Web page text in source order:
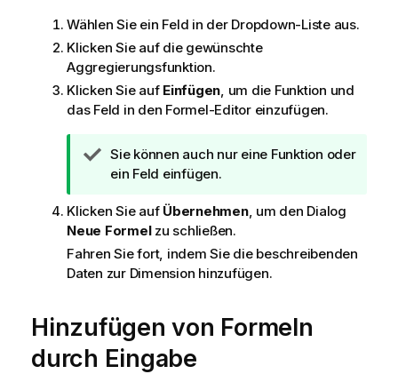
s
Wählen Sie ein Feld in der Dropdown-Liste aus.
Klicken Sie auf die gewünschte
Aggregierungsfunktion.
Klicken Sie auf Einfügen , um die Funktion und
das Feld in den Formel-Editor einzufügen.
T
i
p
h
n
i
s
Sie können auch nur eine Funktion oder
ein Feld einfügen.
Klicken Sie auf Übernehmen, um den Dialog
Neue Formelzu schließen.
Fahren Sie fort, indem Sie die beschreibenden
Daten zur Dimension hinzufügen.
Hinzufügen von Formeln
durch Eingabe